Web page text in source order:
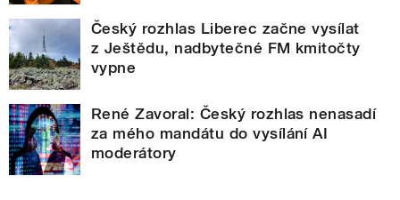
Český rozhlas Liberec začne vysílat
z Ještědu, nadbytečné FM kmitočty
vypne
René Zavoral: Český rozhlas nenasadí
za mého mandátu do vysílání AI
moderátory